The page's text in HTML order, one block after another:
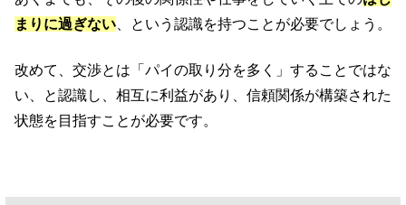
まりに過ぎない 、という認識を持つことが必要でしょう。
改めて、交渉とは「パイの取り分を多く」することではな
い、と認識し、相互に利益があり、信頼関係が構築された
状態を目指すことが必要です。